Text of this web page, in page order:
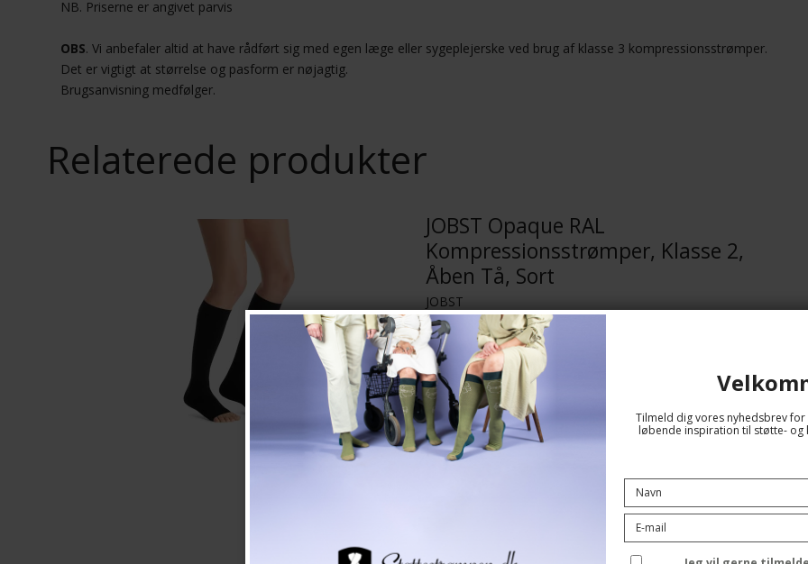
NB. Priserne er angivet parvis
OBS. Vi anbefaler altid at have rådført sig med egen læge eller sygeplejerske ved brug af klasse 3 kompressionsstrømper.
Det er vigtigt at størrelse og pasform er nøjagtig.
Brugsanvisning medfølger.
Relaterede produkter
JOBST Opaque RAL
Kompressionsstrømper, Klasse 2,
Åben Tå, Sort
JOBST
70626-JOBLA
Se størrelsesskema her
Tilmeld dig vores nyhedsbrev
løbende inspiration til støtte-